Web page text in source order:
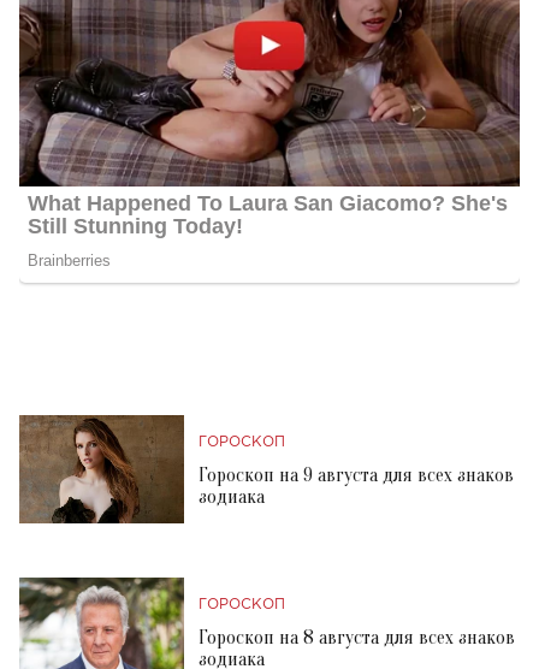
ГОРОСКОП
Гороскоп на 9 августа для всех знаков
зодиака
ГОРОСКОП
Гороскоп на 8 августа для всех знаков
зодиака